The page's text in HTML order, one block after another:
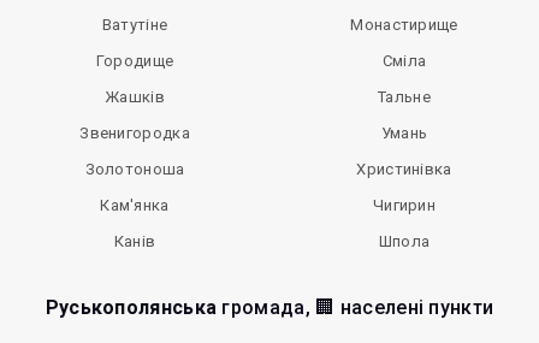
Ватутіне
Городище
Жашків
Звенигородка
Золотоноша
Кам'янка
Канів
Монастирище
Сміла
Тальне
Умань
Христинівка
Чигирин
Шпола
Руськополянська громада, 🏢 населені пункти